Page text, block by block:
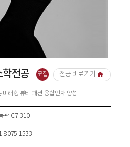
학전공 전공 바로가기
모집
래형 뷰티·패션 융합인재 양성
관 C7-310
8075-1533